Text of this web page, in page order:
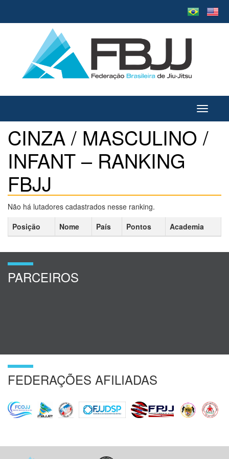
Toggle
CINZA / MASCULINO /
INFANT – RANKING
FBJJ
Não há lutadores cadastrados nesse ranking.
Posição
Nome País Pontos Academia
PARCEIROS
FEDERAÇÕES AFILIADAS